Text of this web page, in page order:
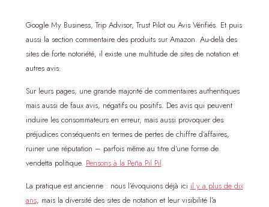
Google My Business, Trip Advisor, Trust Pilot ou Avis Vérifiés. Et puis
aussi la section commentaire des produits sur Amazon. Au-delà des
sites de forte notoriété, il existe une multitude de sites de notation et
autres avis.
Sur leurs pages, une grande majorité de commentaires authentiques
mais aussi de faux avis, négatifs ou positifs. Des avis qui peuvent
induire les consommateurs en erreur, mais aussi provoquer des
préjudices conséquents en termes de pertes de chiffre d’affaires,
ruiner une réputation – parfois même au titre d’une forme de
vendetta politique. Pensons à la Peña Pil Pil.
La pratique est ancienne : nous l’évoquions déjà ici il y a plus de dix
ans, mais la diversité des sites de notation et leur visibilité l’a